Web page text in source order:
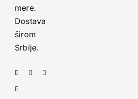
mere.
Dostava
širom
Srbije.